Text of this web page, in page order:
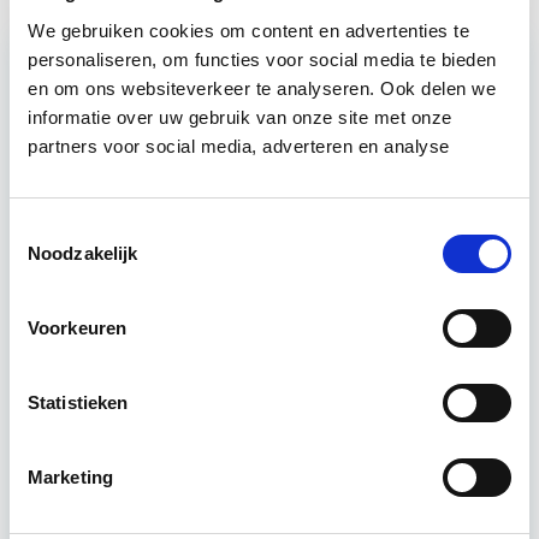
We gebruiken cookies om content en advertenties te
personaliseren, om functies voor social media te bieden
en om ons websiteverkeer te analyseren. Ook delen we
informatie over uw gebruik van onze site met onze
partners voor social media, adverteren en analyse
Noodzakelijk
Voorkeuren
Statistieken
Marketing
Relevant bij dit artikel
Business Case voor Vastgoed- &
Projectontwikkeling
vastgoedprojecten te realiseren en/of te
Utrecht en/of online